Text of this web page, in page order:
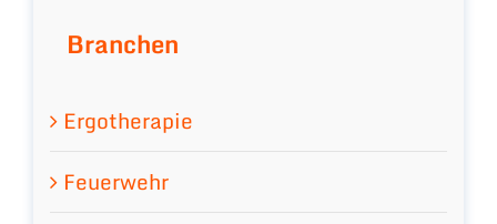
Branchen
Ergotherapie
Feuerwehr